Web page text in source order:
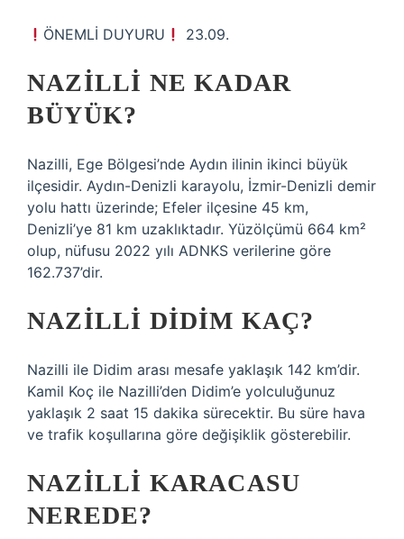
ÖNEMLİ DUYURU 23.09.
NAZILLI NE KADAR
BÜYÜK?
Nazilli, Ege Bölgesi’nde Aydın ilinin ikinci büyük
ilçesidir. Aydın-Denizli karayolu, İzmir-Denizli demir
yolu hattı üzerinde; Efeler ilçesine 45 km,
Denizli’ye 81 km uzaklıktadır. Yüzölçümü 664 km²
olup, nüfusu 2022 yılı ADNKS verilerine göre
162.737’dir.
NAZILLI DIDIM KAÇ?
Nazilli ile Didim arası mesafe yaklaşık 142 km’dir.
Kamil Koç ile Nazilli’den Didim’e yolculuğunuz
yaklaşık 2 saat 15 dakika sürecektir. Bu süre hava
ve trafik koşullarına göre değişiklik gösterebilir.
NAZILLI KARACASU
NEREDE?